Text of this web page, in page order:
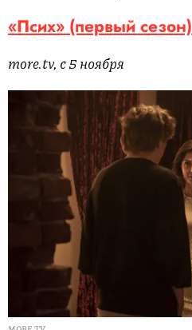
«Псих» (первый сезон)
more.tv, с 5 ноября